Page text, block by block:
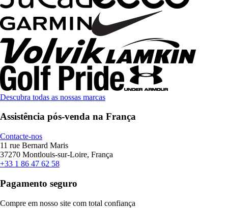
Descubra todas as nossas marcas
Assistência pós-venda na França
Contacte-nos
11 rue Bernard Maris
37270 Montlouis-sur-Loire, França
+33 1 86 47 62 58
Pagamento seguro
Compre em nosso site com total confiança